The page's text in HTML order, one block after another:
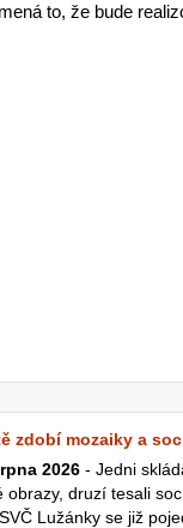
to, že bude
zdobí mozaiky a
2026 - Jedni
obrazy, druzí tesali
Lužánky se již